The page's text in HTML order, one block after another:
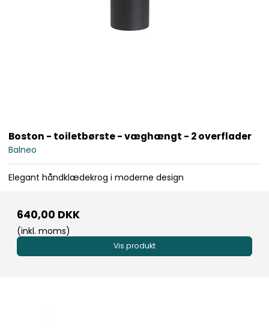
Boston - toiletbørste - væghængt - 2 overflader
Balneo
Elegant håndklædekrog i moderne design
640,00 DKK
(inkl. moms)
Vis produkt